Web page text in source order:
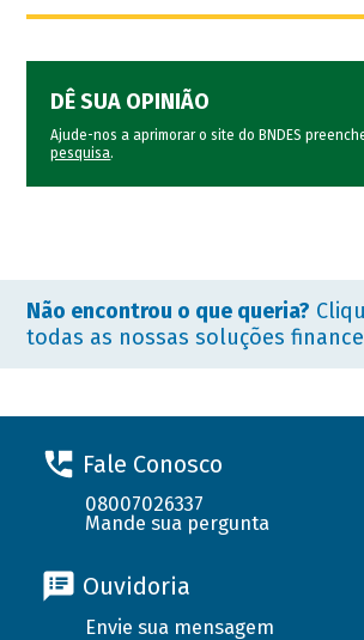
DÊ SUA OPINIÃO
Ajude-nos a aprimorar o site do BNDES
pesquisa.
Não encontrou o que queria?
todas as nossas soluções
Fale Conosco
08007026337
Mande sua pergunta
Ouvidoria
Envie sua mensagem